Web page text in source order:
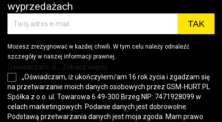
wyprzedażach
Możesz zrezygnować w każdej chwili. W tym celu należy odnaleźć
szczegóły w naszej informacji prawnej.
Oświadczam, iż... Zobacz więcej
„Oświadczam, iż ukończyłem/am 16 rok życia i zgadzam się
na przetwarzanie moich danych osobowych przez GSM-HURT.PL
Spółka z o.o. ul. Towarowa 6 49-300 Brzeg NIP: 7471928099 w
celach marketingowych. Podanie danych jest dobrowolne.
Podstawą przetwarzania danych jest moja zgoda. Mam prawo